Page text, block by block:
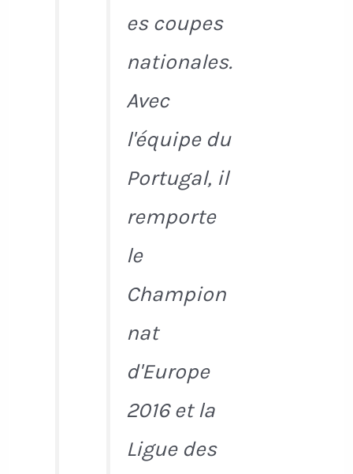
es coupes
nationales.
Avec
l'équipe du
Portugal, il
remporte
le
Champion
nat
d'Europe
2016 et la
Ligue des